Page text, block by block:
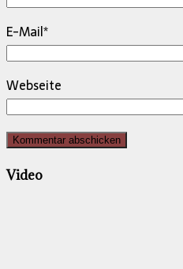
E-Mail*
Webseite
Video